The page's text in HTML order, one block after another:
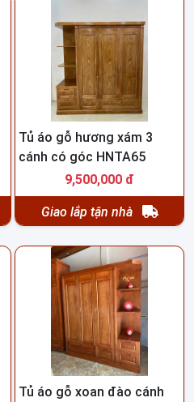
Tủ áo gỗ hương xám 3
cánh có góc HNTA65
9,500,000 đ
Giao lắp tận nhà
Tủ áo gỗ xoan đào cánh